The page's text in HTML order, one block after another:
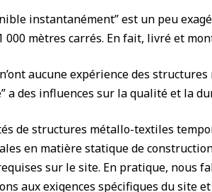
instantanément” est un peu
000 mètres carrés. En fait, livré et
aucune expérience des
a des influences sur la qualité et la
de structures métallo-textiles
en matière statique de
sur le site. En pratique, nous
aux exigences spécifiques du site